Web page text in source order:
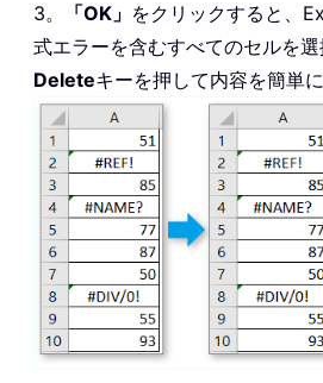
3。 「OK」 をクリックすると、
式エラーを含むすべてのセルを選
Deleteキーを押して内容を簡単